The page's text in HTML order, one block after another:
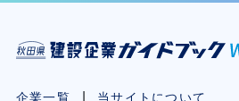
企業一覧 当サイトについて